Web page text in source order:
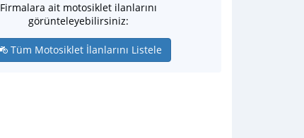
Firmalara ait motosiklet ilanlarını
görünteleyebilirsiniz:
Tüm Motosiklet İlanlarını Listele